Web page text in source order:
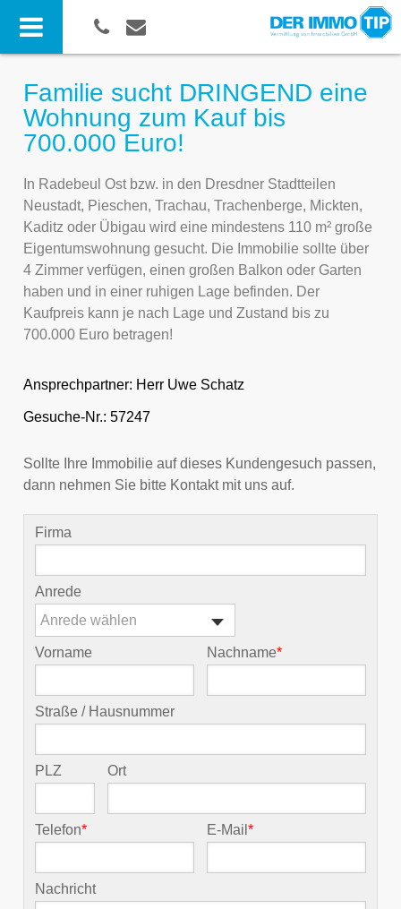
Familie sucht DRINGEND eine
Wohnung zum Kauf bis
700.000 Euro!
In Radebeul Ost bzw. in den Dresdner Stadtteilen
Neustadt, Pieschen, Trachau, Trachenberge, Mickten,
Kaditz oder Übigau wird eine mindestens 110 m² große
Eigentumswohnung gesucht. Die Immobilie sollte über
4 Zimmer verfügen, einen großen Balkon oder Garten
haben und in einer ruhigen Lage befinden. Der
Kaufpreis kann je nach Lage und Zustand bis zu
700.000 Euro betragen!
Ansprechpartner: Herr Uwe Schatz
Gesuche-Nr.: 57247
Sollte Ihre Immobilie auf dieses Kundengesuch passen,
dann nehmen Sie bitte Kontakt mit uns auf.
Firma
Anrede
Anrede wählen
Vorname Nachname*
Straße / Hausnummer
PLZ Ort
Telefon* E-Mail*
Nachricht